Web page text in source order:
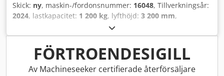
Skick: ny, maskin-/fordonsnummer: 16048, Tillverkningsår:
2024, lastkapacitet: 1 200 kg, lyfthöjd: 3 200 mm,
, bränsletyp:
simplex, byggnadshöjd:2 080 mm, batterispänning:24 V,
gaffellängd: 1 150 mm , totalvikt:576 kg, 5076939 Csdpfx
Aoykc Rrsndjrf Serienummer: OBWNL-002740
Batteriinformation: 24 V, 60 Ah
FÖRTROENDESIGILL
Av Machineseeker certifierade återförsäljare